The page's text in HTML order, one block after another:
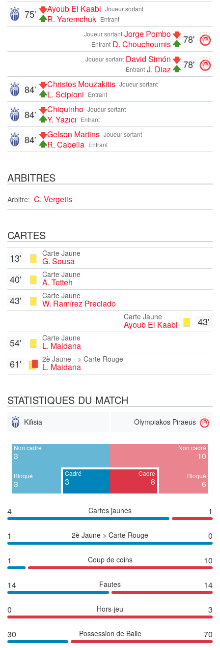
Joueur sortant
Ayoub El Kaabi
Entrant
R. Yaremchuk
75'
78'
Joueur sortant Jorge Pombo
Entrant D. Chouchoumis
78'
Joueur sortant David Simón
Entrant J. Diaz
Joueur sortant
Christos Mouzakitis
Entrant
L. Scipioni
84'
Joueur sortant
Chiquinho
Entrant
Y. Yazıcı
84'
Joueur sortant
Gelson Martins
Entrant
R. Cabella
84'
ARBITRES
Arbitre: C. Vergetis
CARTES
Carte Jaune
G. Sousa
13'
Carte Jaune
A. Tetteh
40'
Carte Jaune
W. Ramírez Preciado
43'
43'
Carte Jaune
Ayoub El Kaabi
Carte Jaune
L. Maidana
54'
2è Jaune - > Carte Rouge
L. Maidana
61'
STATISTIQUES DU MATCH
Kifisia Olympiakos Piraeus
Non cadré
3
Bloqué
3
Cadré
3
Cadré
8
Non cadré
10
Bloqué
6
4 Cartes jaunes 1
1 2è Jaune > Carte Rouge 0
1 Coup de coins 10
14 Fautes 14
0 Hors-jeu 3
30 Possession de Balle 70